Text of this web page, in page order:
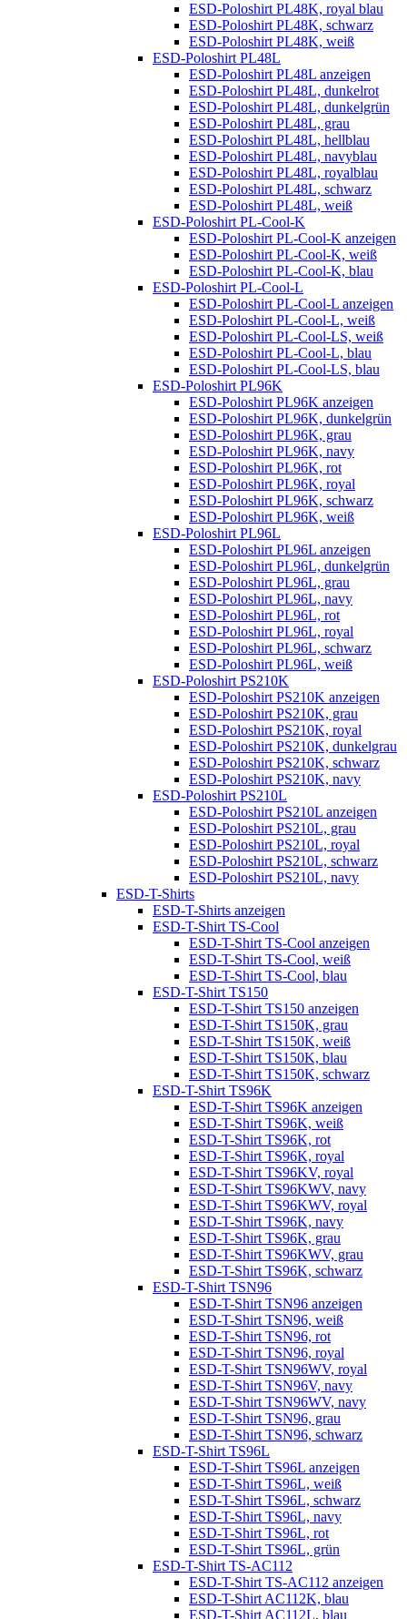
ESD-Poloshirt PL48K, royal blau
ESD-Poloshirt PL48K, schwarz
ESD-Poloshirt PL48K, weiß
ESD-Poloshirt PL48L
ESD-Poloshirt PL48L anzeigen
ESD-Poloshirt PL48L, dunkelrot
ESD-Poloshirt PL48L, dunkelgrün
ESD-Poloshirt PL48L, grau
ESD-Poloshirt PL48L, hellblau
ESD-Poloshirt PL48L, navyblau
ESD-Poloshirt PL48L, royalblau
ESD-Poloshirt PL48L, schwarz
ESD-Poloshirt PL48L, weiß
ESD-Poloshirt PL-Cool-K
ESD-Poloshirt PL-Cool-K anzeigen
ESD-Poloshirt PL-Cool-K, weiß
ESD-Poloshirt PL-Cool-K, blau
ESD-Poloshirt PL-Cool-L
ESD-Poloshirt PL-Cool-L anzeigen
ESD-Poloshirt PL-Cool-L, weiß
ESD-Poloshirt PL-Cool-LS, weiß
ESD-Poloshirt PL-Cool-L, blau
ESD-Poloshirt PL-Cool-LS, blau
ESD-Poloshirt PL96K
ESD-Poloshirt PL96K anzeigen
ESD-Poloshirt PL96K, dunkelgrün
ESD-Poloshirt PL96K, grau
ESD-Poloshirt PL96K, navy
ESD-Poloshirt PL96K, rot
ESD-Poloshirt PL96K, royal
ESD-Poloshirt PL96K, schwarz
ESD-Poloshirt PL96K, weiß
ESD-Poloshirt PL96L
ESD-Poloshirt PL96L anzeigen
ESD-Poloshirt PL96L, dunkelgrün
ESD-Poloshirt PL96L, grau
ESD-Poloshirt PL96L, navy
ESD-Poloshirt PL96L, rot
ESD-Poloshirt PL96L, royal
ESD-Poloshirt PL96L, schwarz
ESD-Poloshirt PL96L, weiß
ESD-Poloshirt PS210K
ESD-Poloshirt PS210K anzeigen
ESD-Poloshirt PS210K, grau
ESD-Poloshirt PS210K, royal
ESD-Poloshirt PS210K, dunkelgrau
ESD-Poloshirt PS210K, schwarz
ESD-Poloshirt PS210K, navy
ESD-Poloshirt PS210L
ESD-Poloshirt PS210L anzeigen
ESD-Poloshirt PS210L, grau
ESD-Poloshirt PS210L, royal
ESD-Poloshirt PS210L, schwarz
ESD-Poloshirt PS210L, navy
ESD-T-Shirts
ESD-T-Shirts anzeigen
ESD-T-Shirt TS-Cool
ESD-T-Shirt TS-Cool anzeigen
ESD-T-Shirt TS-Cool, weiß
ESD-T-Shirt TS-Cool, blau
ESD-T-Shirt TS150
ESD-T-Shirt TS150 anzeigen
ESD-T-Shirt TS150K, grau
ESD-T-Shirt TS150K, weiß
ESD-T-Shirt TS150K, blau
ESD-T-Shirt TS150K, schwarz
ESD-T-Shirt TS96K
ESD-T-Shirt TS96K anzeigen
ESD-T-Shirt TS96K, weiß
ESD-T-Shirt TS96K, rot
ESD-T-Shirt TS96K, royal
ESD-T-Shirt TS96KV, royal
ESD-T-Shirt TS96KWV, navy
ESD-T-Shirt TS96KWV, royal
ESD-T-Shirt TS96K, navy
ESD-T-Shirt TS96K, grau
ESD-T-Shirt TS96KWV, grau
ESD-T-Shirt TS96K, schwarz
ESD-T-Shirt TSN96
ESD-T-Shirt TSN96 anzeigen
ESD-T-Shirt TSN96, weiß
ESD-T-Shirt TSN96, rot
ESD-T-Shirt TSN96, royal
ESD-T-Shirt TSN96WV, royal
ESD-T-Shirt TSN96V, navy
ESD-T-Shirt TSN96WV, navy
ESD-T-Shirt TSN96, grau
ESD-T-Shirt TSN96, schwarz
ESD-T-Shirt TS96L
ESD-T-Shirt TS96L anzeigen
ESD-T-Shirt TS96L, weiß
ESD-T-Shirt TS96L, schwarz
ESD-T-Shirt TS96L, navy
ESD-T-Shirt TS96L, rot
ESD-T-Shirt TS96L, grün
ESD-T-Shirt TS-AC112
ESD-T-Shirt TS-AC112 anzeigen
ESD-T-Shirt AC112K, blau
ESD-T-Shirt AC112L, blau